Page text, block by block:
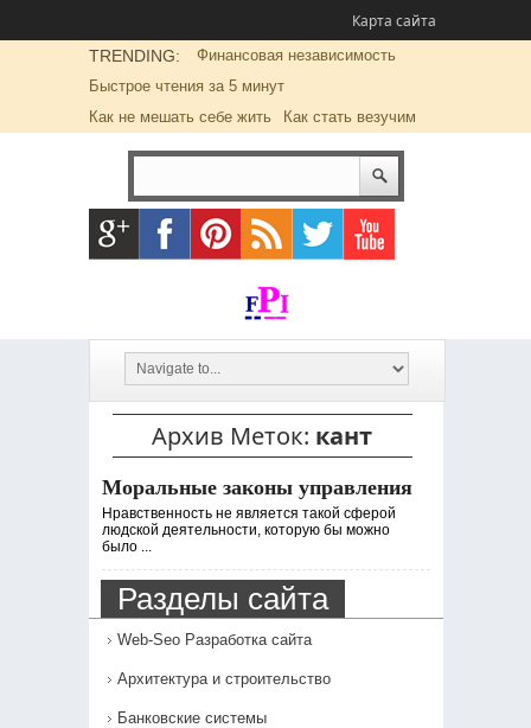
Карта сайта
TRENDING:
Финансовая независимость
Быстрое чтения за 5 минут
Как не мешать себе жить
Как стать везучим
Архив Меток: кант
Моральные законы управления
Нравственность не является такой сферой
людской деятельности, которую бы можно
было ...
Разделы сайта
Web-Seo Разработка сайта
Архитектура и строительство
Банковские системы